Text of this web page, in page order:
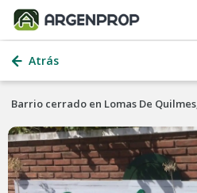
Atrás
Barrio cerrado en Lomas De